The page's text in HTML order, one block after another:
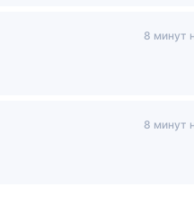
8 минут
8 минут